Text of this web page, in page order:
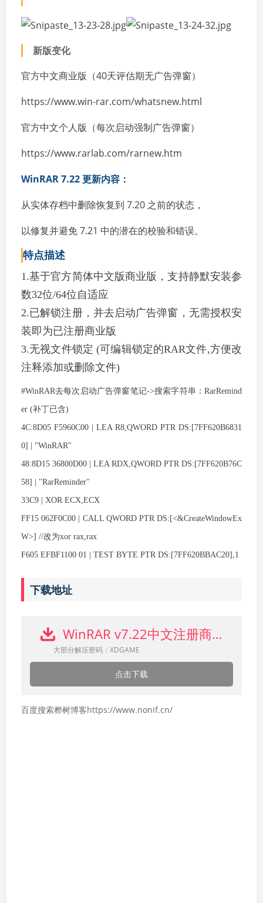
新版变化
官方中文商业版（40天评估期无广告弹窗）
https://www.win-rar.com/whatsnew.html
官方中文个人版（每次启动强制广告弹窗）
https://www.rarlab.com/rarnew.htm
WinRAR 7.22 更新内容：
从实体存档中删除恢复到 7.20 之前的状态，
以修复并避免 7.21 中的潜在的校验和错误。
特点描述
1.基于官方简体中文版商业版，支持静默安装参
数32位/64位自适应
2.已解锁注册，并去启动广告弹窗，无需授权安
装即为已注册商业版
3.无视文件锁定 (可编辑锁定的RAR文件,方便改
注释添加或删除文件)
#WinRAR去每次启动广告弹窗笔记->搜索字符串：RarRemind
er (补丁已含)
4C:8D05 F5960C00 | LEA R8,QWORD PTR DS:[7FF620B6831
0] | "WinRAR"
48:8D15 36800D00 | LEA RDX,QWORD PTR DS:[7FF620B76C
58] | "RarReminder"
33C9 | XOR ECX,ECX
FF15 062F0C00 | CALL QWORD PTR DS:[<&CreateWindowEx
W>] //改为xor rax,rax
F605 EFBF1100 01 | TEST BYTE PTR DS:[7FF620BBAC20],1
下载地址
WinRAR v7.22中文注册商业版下载
大部分解压密码：XDGAME
点击下载
百度搜索桦树博客https://www.nonif.cn/